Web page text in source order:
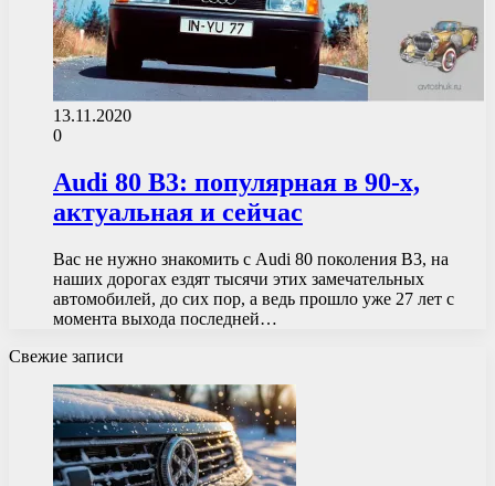
13.11.2020
0
Audi 80 B3: популярная в 90-х,
актуальная и сейчас
Вас не нужно знакомить с Audi 80 поколения B3, на
наших дорогах ездят тысячи этих замечательных
автомобилей, до сих пор, а ведь прошло уже 27 лет с
момента выхода последней…
Свежие записи